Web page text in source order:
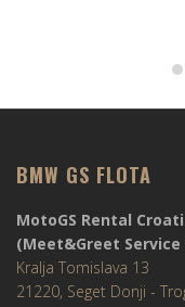
BMW GS FLOTA
MotoGS Rental
(Meet&Greet
Kralja Tomislava 13
21220, Seget Donji -